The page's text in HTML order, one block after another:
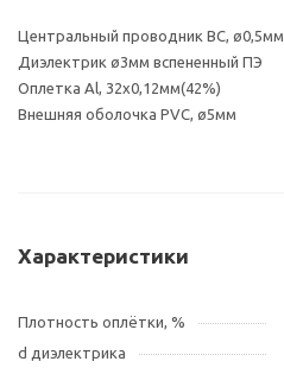
Центральный проводник BC, ø0,5мм
Диэлектрик ø3мм вспененный ПЭ
Оплетка Al, 32х0,12мм(42%)
Внешняя оболочка PVC, ø5мм
Характеристики
Плотность оплётки, %
d диэлектрика